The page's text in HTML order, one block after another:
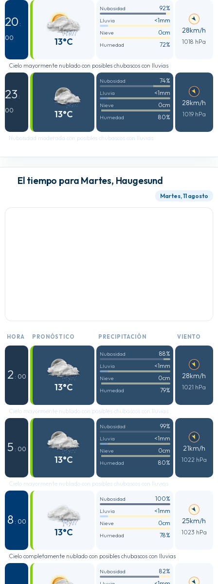
20 :
00
13°C
Nubosidad 92%
Lluvia <1mm
Nieve 0cm
Humedad 72%
28km/h
1018 hPa
Cielo mayormente nublado con posibles chubascos con lluvias
23 :
00
13°C
Nubosidad 74%
Lluvia <1mm
Nieve 0cm
Humedad 80%
28km/h
1019 hPa
Nubosidad moderada con posibles chubascos con lluvias
El tiempo para Martes, Haugesund
Martes, 11 agosto
HORA PRONÓSTICO PRECIPITACIÓN VIENTO
2 : 00
13°C
Nubosidad 88%
Lluvia <1mm
Nieve 0cm
Humedad 79%
28km/h
1021 hPa
Cielo mayormente nublado con posibles chubascos con lluvias
5 : 00
13°C
Nubosidad 99%
Lluvia <1mm
Nieve 0cm
Humedad 80%
21km/h
1022 hPa
Cielo mayormente nublado con posibles chubascos con lluvias
8 : 00
13°C
Nubosidad 100%
Lluvia <1mm
Nieve 0cm
Humedad 78%
25km/h
1023 hPa
Cielo completamente nublado con posibles chubascos con lluvias
Nubosidad 82%